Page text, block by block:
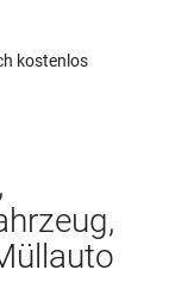
kostenlos